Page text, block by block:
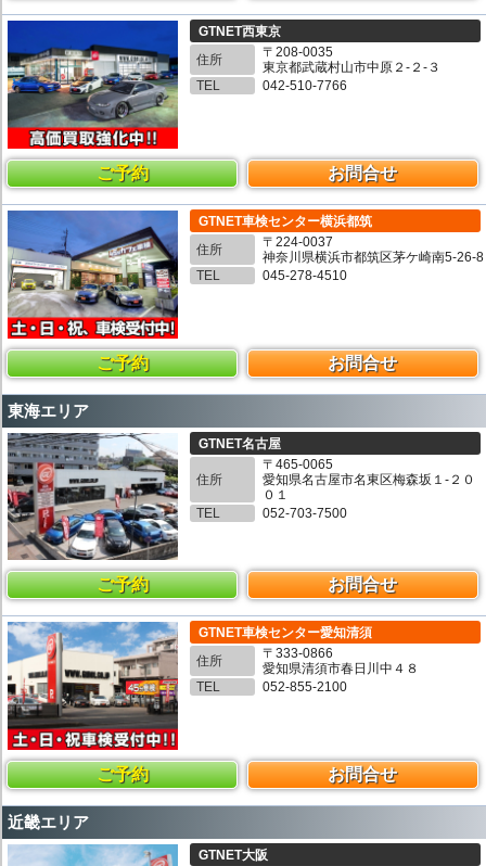
GTNET西東京
住所
〒208-0035
東京都武蔵村山市中原２-２-３
TEL
042-510-7766
ご予約 お問合せ
GTNET車検センター横浜都筑
住所
〒224-0037
神奈川県横浜市都筑区茅ケ崎南5-26-8
TEL
045-278-4510
ご予約 お問合せ
東海エリア
GTNET名古屋
住所
〒465-0065
愛知県名古屋市名東区梅森坂１-２０
０１
TEL
052-703-7500
ご予約 お問合せ
GTNET車検センター愛知清須
住所
〒333-0866
愛知県清須市春日川中４８
TEL
052-855-2100
ご予約 お問合せ
近畿エリア
GTNET大阪